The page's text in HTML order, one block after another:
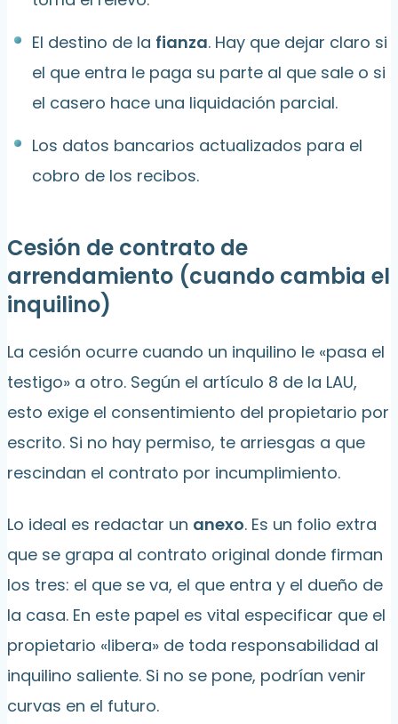
El destino de la fianza. Hay que dejar claro si
el que entra le paga su parte al que sale o si
el casero hace una liquidación parcial.
Los datos bancarios actualizados para el
cobro de los recibos.
Cesión de contrato de
arrendamiento (cuando cambia el
inquilino)
La cesión ocurre cuando un inquilino le «pasa el
testigo» a otro. Según el artículo 8 de la LAU,
esto exige el consentimiento del propietario por
escrito. Si no hay permiso, te arriesgas a que
rescindan el contrato por incumplimiento.
Lo ideal es redactar un anexo. Es un folio extra
que se grapa al contrato original donde firman
los tres: el que se va, el que entra y el dueño de
la casa. En este papel es vital especificar que el
propietario «libera» de toda responsabilidad al
inquilino saliente. Si no se pone, podrían venir
curvas en el futuro.